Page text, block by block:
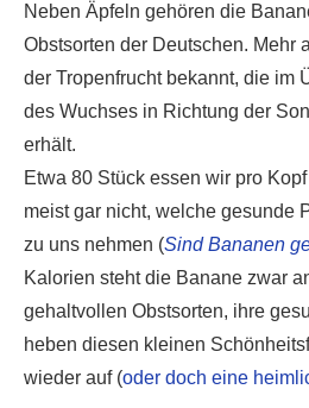
Neben Äpfeln gehören die
Obstsorten der Deutschen. Mehr
der Tropenfrucht bekannt, die im
des Wuchses in Richtung der
erhält.
Etwa 80 Stück essen wir pro
meist gar nicht, welche gesunde
zu uns nehmen (Sind Bananen
Kalorien steht die Banane zwar
gehaltvollen Obstsorten, ihre
heben diesen kleinen
wieder auf (oder doch eine